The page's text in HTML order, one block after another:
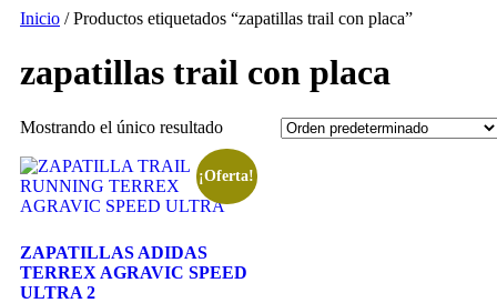
Inicio / Productos etiquetados “zapatillas trail con placa”
zapatillas trail con placa
Mostrando el único resultado
¡Oferta!
ZAPATILLAS ADIDAS
TERREX AGRAVIC SPEED
ULTRA 2